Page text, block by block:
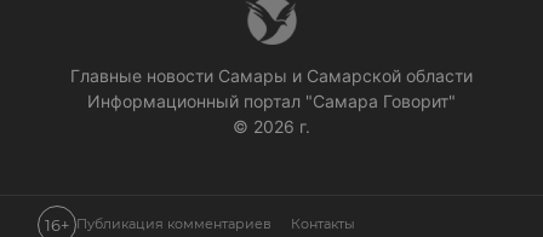
Главные новости Самары и Самарской области
Информационный портал "Самара Говорит"
© 2026 г.
16+ Публикация комментариев Контакты